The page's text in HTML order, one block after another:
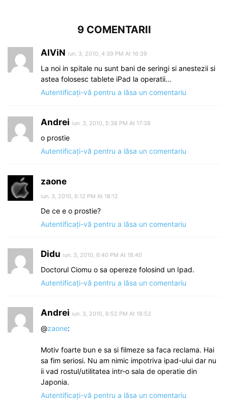
9 COMENTARII
AlViN iun. 3, 2010, 4:39 PM At 16:39
La noi in spitale nu sunt bani de seringi si anestezii si
astea folosesc tablete iPad la operatii…
Autentificați-vă pentru a lăsa un comentariu
Andrei iun. 3, 2010, 5:38 PM At 17:38
o prostie
Autentificați-vă pentru a lăsa un comentariu
zaone
iun. 3, 2010, 6:12 PM At 18:12
De ce e o prostie?
Autentificați-vă pentru a lăsa un comentariu
Didu iun. 3, 2010, 6:40 PM At 18:40
Doctorul Ciomu o sa opereze folosind un Ipad.
Autentificați-vă pentru a lăsa un comentariu
Andrei iun. 3, 2010, 6:52 PM At 18:52
@zaone:
Motiv foarte bun e sa si filmeze sa faca reclama. Hai
sa fim seriosi. Nu am nimic impotriva ipad-ului dar nu
ii vad rostul/utilitatea intr-o sala de operatie din
Japonia.
Autentificați-vă pentru a lăsa un comentariu